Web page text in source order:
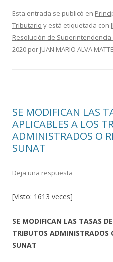
e
b
o
itt
er
m
p
ar
Esta entrada se publicó en
Tributario y está etiquetada con
Resolución de Superintendencia
2020 por JUAN MARIO ALVA
SE MODIFICAN LAS
APLICABLES A LOS
ADMINISTRADOS O
SUNAT
Deja una respuesta
[Visto: 1613 veces]
SE MODIFICAN LAS TASAS
TRIBUTOS ADMINISTRADOS
SUNAT